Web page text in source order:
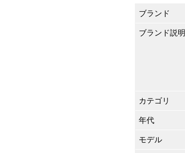
ブランド
ブランド説明
カテゴリ
年代
モデル